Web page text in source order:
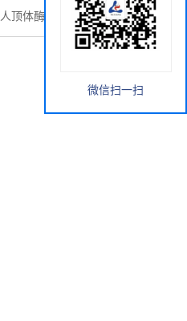
人顶体酶(ACE)elisa试剂盒
微信扫一扫